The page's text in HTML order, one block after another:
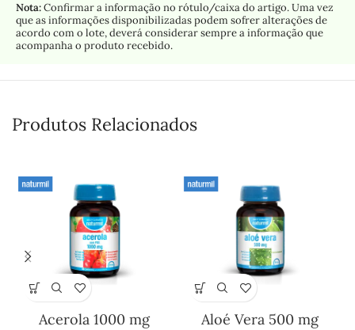
Nota:Confirmar a informação no rótulo/caixa do artigo. Uma vez
que as informações disponibilizadas podem sofrer alterações de
acordo com o lote, deverá considerar sempre a informação que
acompanha o produto recebido.
Produtos Relacionados
Acerola 1000 mg Aloé Vera 500 mg